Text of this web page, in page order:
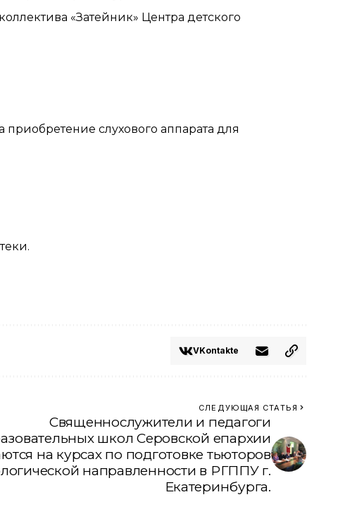
«Затейник» Центра детского
слухового аппарата для
VKontakte
СЛЕДУЮЩАЯ СТАТЬЯ
Священнослужители и педагоги
школ Серовской епархии
на курсах по подготовке тьюторов
направленности в РГППУ г.
Екатеринбурга.